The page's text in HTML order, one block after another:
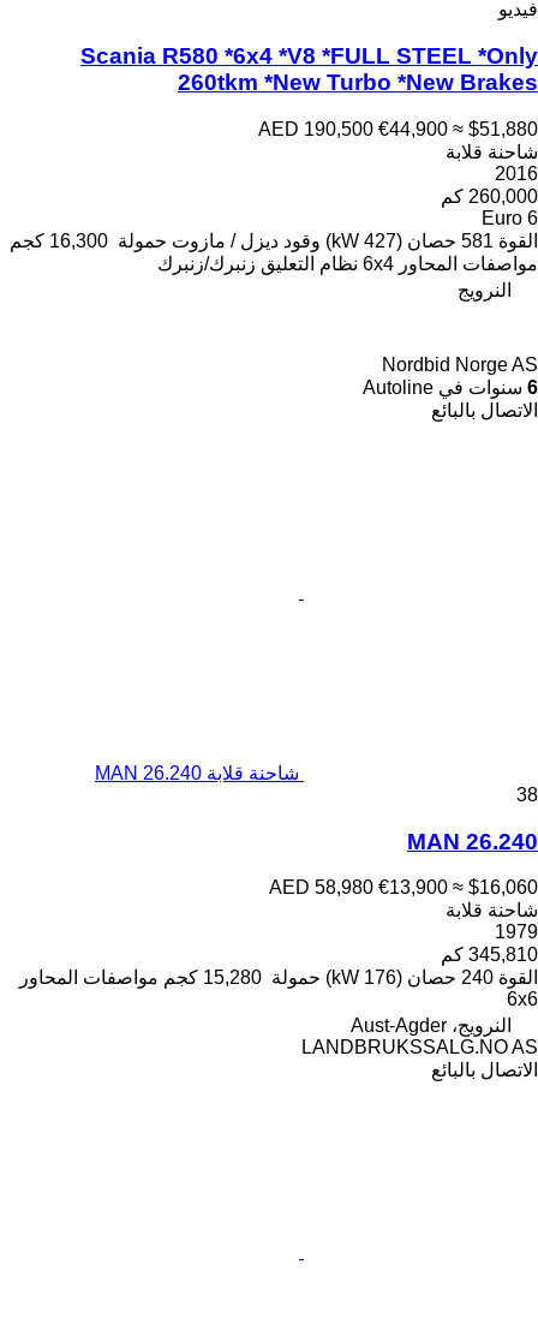
فيديو
Scania R580 *6x4 *V8 *FULL STEEL *Only
260tkm *New Turbo *New Brakes
AED 190,500 €44,900 ≈ $51,880
شاحنة قلابة
2016
260,000 كم
Euro 6
القوة 581 حصان (427 kW) وقود ديزل / مازوت حمولة 16,300 كجم
مواصفات المحاور 6x4 نظام التعليق زنبرك/زنبرك
النرويج
Nordbid Norge AS
6 سنوات في Autoline
الاتصال بالبائع
شاحنة قلابة MAN 26.240
38
MAN 26.240
AED 58,980 €13,900 ≈ $16,060
شاحنة قلابة
1979
345,810 كم
القوة 240 حصان (176 kW) حمولة 15,280 كجم
مواصفات المحاور
6x6
النرويج، Aust-Agder
LANDBRUKSSALG.NO AS
الاتصال بالبائع